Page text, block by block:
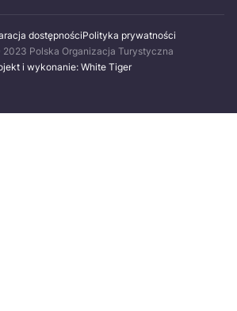
dostępnościPolityka prywatności
Polska Organizacja Turystyczna
i wykonanie: White Tiger